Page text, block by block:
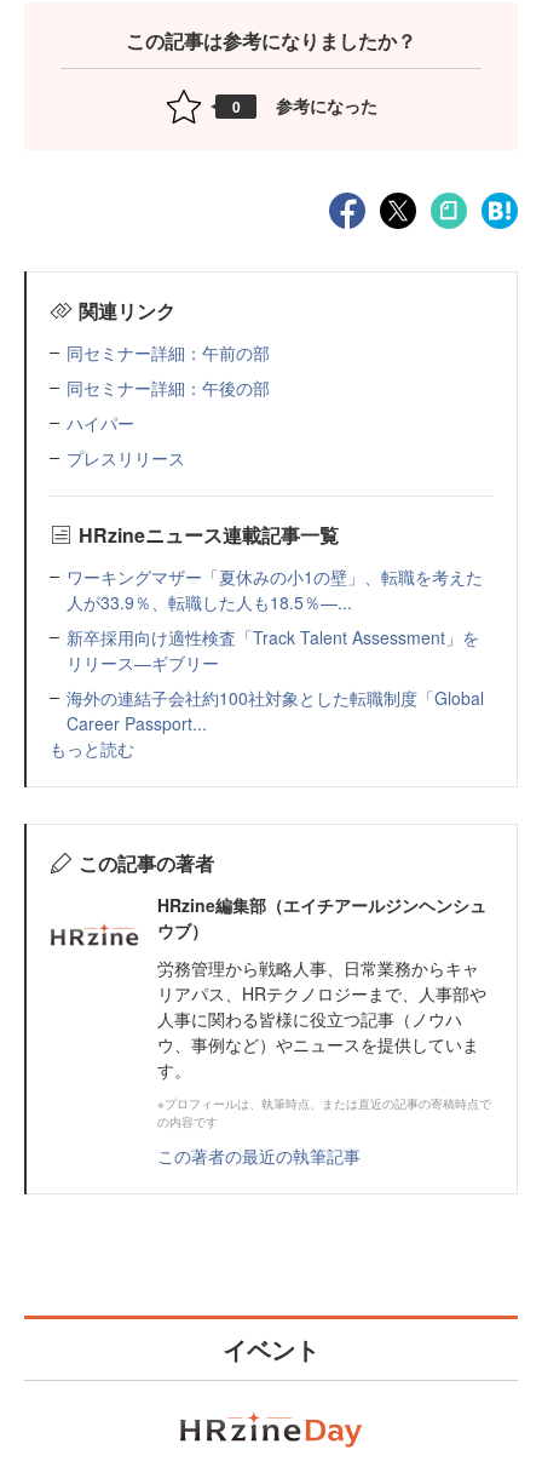
この記事は参考になりましたか？
0 参考になった
関連リンク
同セミナー詳細：午前の部
同セミナー詳細：午後の部
ハイパー
プレスリリース
HRzineニュース連載記事一覧
ワーキングマザー「夏休みの小1の壁」、転職を考えた
人が33.9％、転職した人も18.5％—...
新卒採用向け適性検査「Track Talent Assessment」を
リリース—ギブリー
海外の連結子会社約100社対象とした転職制度「Global
Career Passport...
もっと読む
この記事の著者
HRzine編集部（エイチアールジンヘンシュ
ウブ）
労務管理から戦略人事、日常業務からキャ
リアパス、HRテクノロジーまで、人事部や
人事に関わる皆様に役立つ記事（ノウハ
ウ、事例など）やニュースを提供していま
す。
※プロフィールは、執筆時点、または直近の記事の寄稿時点で
の内容です
この著者の最近の執筆記事
イベント